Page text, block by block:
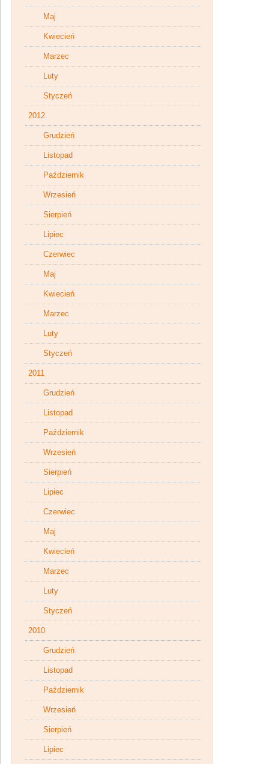
Maj
Kwiecień
Marzec
Luty
Styczeń
2012
Grudzień
Listopad
Październik
Wrzesień
Sierpień
Lipiec
Czerwiec
Maj
Kwiecień
Marzec
Luty
Styczeń
2011
Grudzień
Listopad
Październik
Wrzesień
Sierpień
Lipiec
Czerwiec
Maj
Kwiecień
Marzec
Luty
Styczeń
2010
Grudzień
Listopad
Październik
Wrzesień
Sierpień
Lipiec